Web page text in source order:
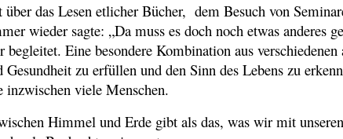
das Lesen etlicher Bücher, dem Besuch von
wieder sagte: „Da muss es doch noch etwas anderes
Eine besondere Kombination aus
zu erfüllen und den Sinn des Lebens zu
inzwischen viele Menschen.
Himmel und Erde gibt als das, was wir mit